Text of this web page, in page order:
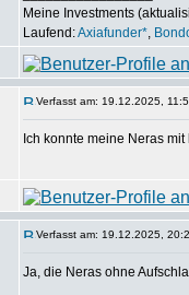
Meine Investments
Laufend:Axiafunder*,
Verfasst am: 19.12.2025,
Ich konnte meine Neras
Verfasst am: 19.12.2025,
Ja, die Neras ohne